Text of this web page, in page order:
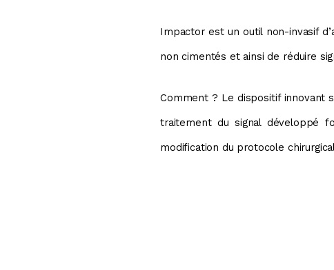
Impactor est un outil non-invasif
non cimentés et ainsi de réduire
Comment ? Le dispositif innovant
traitement du signal développé
modification du protocole